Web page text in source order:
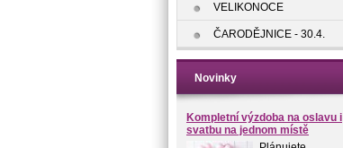
VELIKONOCE
ČARODĚJNICE - 30.4.
Novinky
Kompletní výzdoba na oslavu i
svatbu na jednom místě